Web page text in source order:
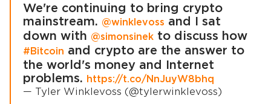
We're continuing to bring crypto
mainstream. @winklevoss and I sat
down with @simonsinek to discuss how
#Bitcoin and crypto are the answer to
the world's money and Internet
problems. https://t.co/NnJuyW8bhq
— Tyler Winklevoss (@tylerwinklevoss)